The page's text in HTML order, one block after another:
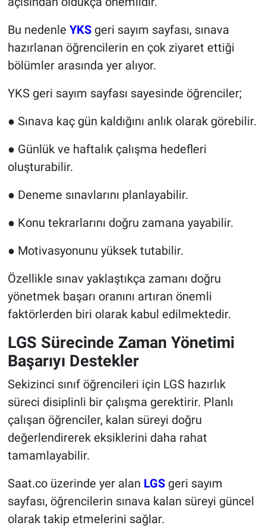
Bu nedenle YKSgeri sayım sayfası, sınava
hazırlanan öğrencilerin en çok ziyaret ettiği
bölümler arasında yer alıyor.
YKS geri sayım sayfası sayesinde öğrenciler;
● Sınava kaç gün kaldığını anlık olarak görebilir.
● Günlük ve haftalık çalışma hedefleri
oluşturabilir.
● Deneme sınavlarını planlayabilir.
● Konu tekrarlarını doğru zamana yayabilir.
● Motivasyonunu yüksek tutabilir.
Özellikle sınav yaklaştıkça zamanı doğru
yönetmek başarı oranını artıran önemli
faktörlerden biri olarak kabul edilmektedir.
LGS Sürecinde Zaman Yönetimi
Başarıyı Destekler
Sekizinci sınıf öğrencileri için LGS hazırlık
süreci disiplinli bir çalışma gerektirir. Planlı
çalışan öğrenciler, kalan süreyi doğru
değerlendirerek eksiklerini daha rahat
tamamlayabilir.
Saat.co üzerinde yer alan LGSgeri sayım
sayfası, öğrencilerin sınava kalan süreyi güncel
olarak takip etmelerini sağlar.